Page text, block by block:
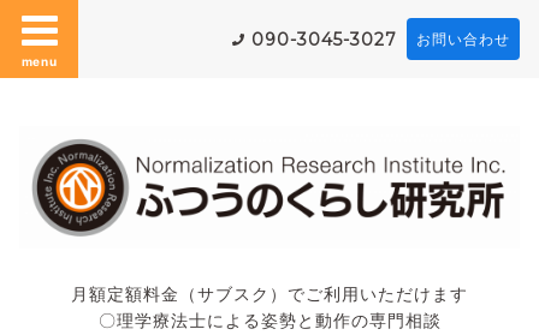
menu
090-3045-3027 お問い合わせ
月額定額料金（サブスク）でご利用いただけます
〇理学療法士による姿勢と動作の専門相談